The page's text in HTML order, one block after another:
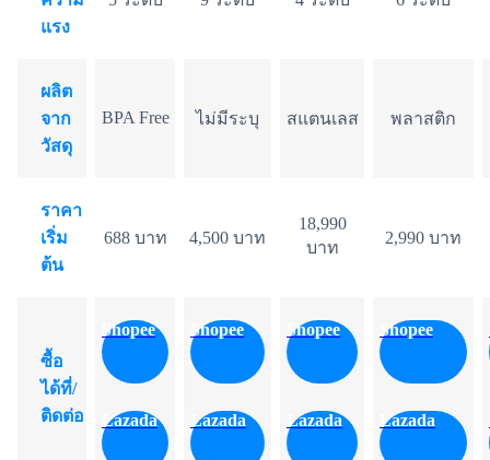
แรง
ผลิต
จาก
วัสดุ
BPA Free ไม่มีระบุ สแตนเลส พลาสติก
ราคา
เริ่ม
ต้น
688 บาท 4,500 บาท
18,990
บาท
2,990 บาท
ซื้อ
ได้ที่/
ติดต่อ
Shopee
Lazada
Shopee
Lazada
Shopee
Lazada
Shopee
Lazada